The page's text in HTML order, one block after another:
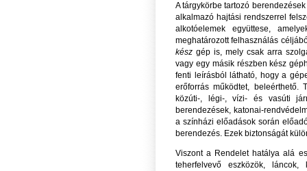
A tárgykörbe tartozó
alkalmazó hajtási rendszerrel
alkotóelemek együttese,
meghatározott felhasználás
kész gép is, mely csak arra
vagy egy másik részben kész
fenti leírásból látható, hogy a
erőforrás működtet, beleérthető.
közúti-, légi-, vízi- és vasúti
berendezések, katonai-
a színházi előadások során
berendezés. Ezek biztonságát
Viszont a Rendelet hatálya alá
teherfelvevő eszközök, láncok,